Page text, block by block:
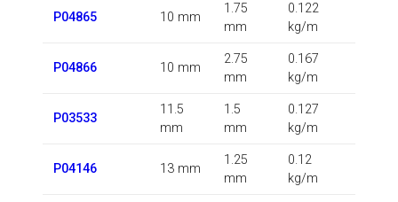
P04865 10 mm
1.75
mm
0.122
kg/m
P04866 10 mm
2.75
mm
0.167
kg/m
P03533
11.5
mm
1.5
mm
0.127
kg/m
P04146 13 mm
1.25
mm
0.12
kg/m